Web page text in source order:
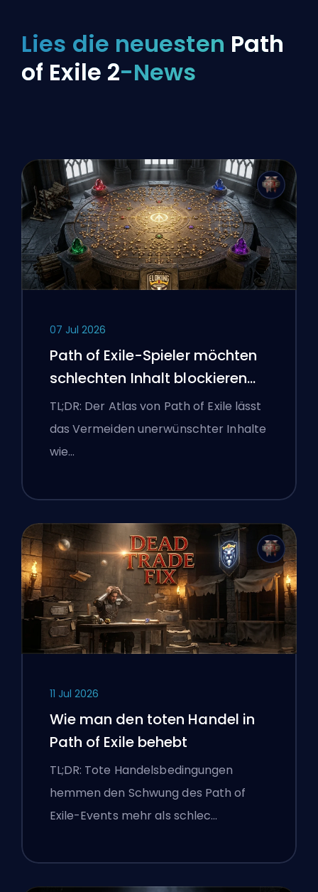
Lies die neuesten Path
of Exile 2-News
07 Jul 2026
Path of Exile-Spieler möchten
schlechten Inhalt blockieren
und die Benutzeroberfläche
kämpft weiterhin gegen sie
TL;DR: Der Atlas von Path of Exile lässt
das Vermeiden unerwünschter Inhalte
wie…
11 Jul 2026
Wie man den toten Handel in
Path of Exile behebt
TL;DR: Tote Handelsbedingungen
hemmen den Schwung des Path of
Exile-Events mehr als schlec…